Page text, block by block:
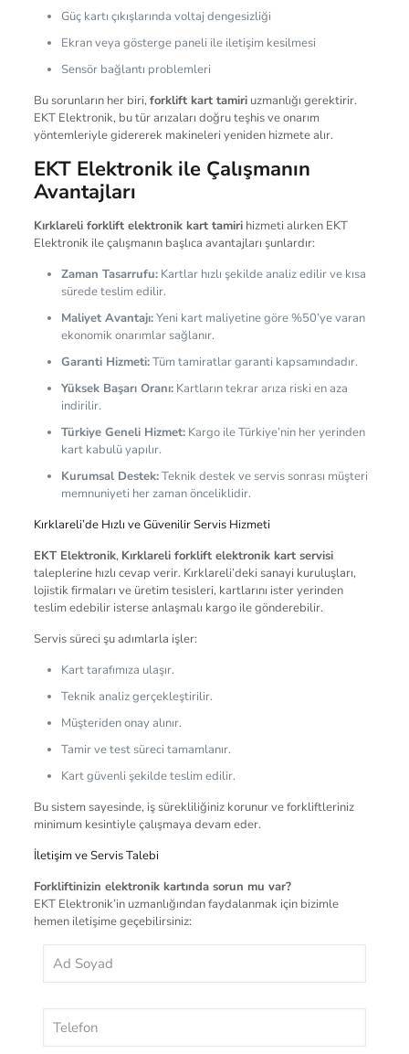
Güç kartı çıkışlarında voltaj dengesizliği
Ekran veya gösterge paneli ile iletişim kesilmesi
Sensör bağlantı problemleri
Bu sorunların her biri, forklift kart tamiriuzmanlığı gerektirir.
EKT Elektronik, bu tür arızaları doğru teşhis ve onarım
yöntemleriyle gidererek makineleri yeniden hizmete alır.
EKT Elektronik ile Çalışmanın
Avantajları
Kırklareli forklift elektronik kart tamirihizmeti alırken EKT
Elektronik ile çalışmanın başlıca avantajları şunlardır:
Zaman Tasarrufu:Kartlar hızlı şekilde analiz edilir ve kısa
sürede teslim edilir.
Maliyet Avantajı:Yeni kart maliyetine göre %50’ye varan
ekonomik onarımlar sağlanır.
Garanti Hizmeti:Tüm tamiratlar garanti kapsamındadır.
Yüksek Başarı Oranı:Kartların tekrar arıza riski en aza
indirilir.
Türkiye Geneli Hizmet:Kargo ile Türkiye’nin her yerinden
kart kabulü yapılır.
Kurumsal Destek:Teknik destek ve servis sonrası müşteri
memnuniyeti her zaman önceliklidir.
Kırklareli’de Hızlı ve Güvenilir Servis Hizmeti
EKT Elektronik, Kırklareli forklift elektronik kart servisi
taleplerine hızlı cevap verir. Kırklareli’deki sanayi kuruluşları,
lojistik firmaları ve üretim tesisleri, kartlarını ister yerinden
teslim edebilir isterse anlaşmalı kargo ile gönderebilir.
Servis süreci şu adımlarla işler:
Kart tarafımıza ulaşır.
Teknik analiz gerçekleştirilir.
Müşteriden onay alınır.
Tamir ve test süreci tamamlanır.
Kart güvenli şekilde teslim edilir.
Bu sistem sayesinde, iş sürekliliğiniz korunur ve forkliftleriniz
minimum kesintiyle çalışmaya devam eder.
İletişim ve Servis Talebi
Forkliftinizin elektronik kartında sorun mu var?
EKT Elektronik’in uzmanlığından faydalanmak için bizimle
hemen iletişime geçebilirsiniz: